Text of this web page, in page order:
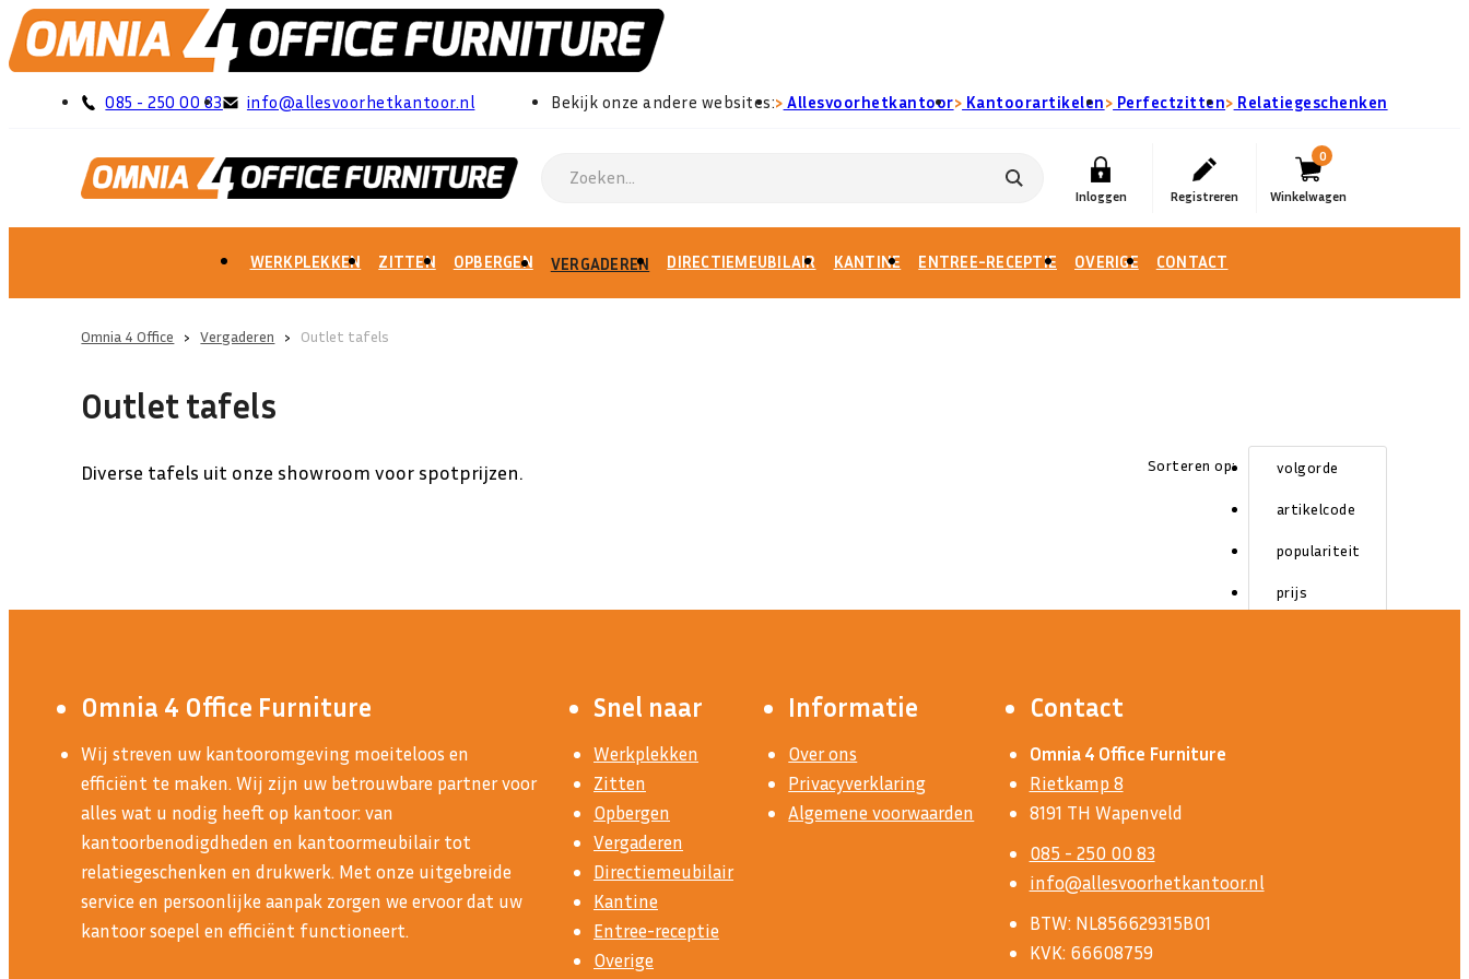
085 - 250 00 83 info@allesvoorhetkantoor.nl Bekijk onze andere websites:› Allesvoorhetkantoor› Kantoorartikelen› Perfectzitten› Relatiegeschenken
0
WERKPLEKKEN ZITTEN OPBERGEN VERGADEREN DIRECTIEMEUBILAIR KANTINE ENTREE-RECEPTIE OVERIGE CONTACT
Omnia 4 Office › Vergaderen › Outlet tafels
Outlet tafels
Diverse tafels uit onze showroom voor spotprijzen. Sorteren op: volgorde
artikelcode
populariteit
prijs
Omnia 4 Office Furniture
Wij streven uw kantooromgeving moeiteloos en
efficiënt te maken. Wij zijn uw betrouwbare partner voor
alles wat u nodig heeft op kantoor: van
kantoorbenodigdheden en kantoormeubilair tot
relatiegeschenken en drukwerk. Met onze uitgebreide
service en persoonlijke aanpak zorgen we ervoor dat uw
kantoor soepel en efficiënt functioneert.
Snel naar
Werkplekken
Zitten
Opbergen
Vergaderen
Directiemeubilair
Kantine
Entree-receptie
Overige
Informatie
Over ons
Privacyverklaring
Algemene voorwaarden
Contact
Omnia 4 Office Furniture
Rietkamp 8
8191 TH Wapenveld
085 - 250 00 83
info@allesvoorhetkantoor.nl
BTW: NL856629315B01
KVK: 66608759